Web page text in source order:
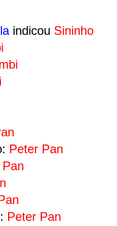
indicou Sininho
Peter Pan
Peter Pan